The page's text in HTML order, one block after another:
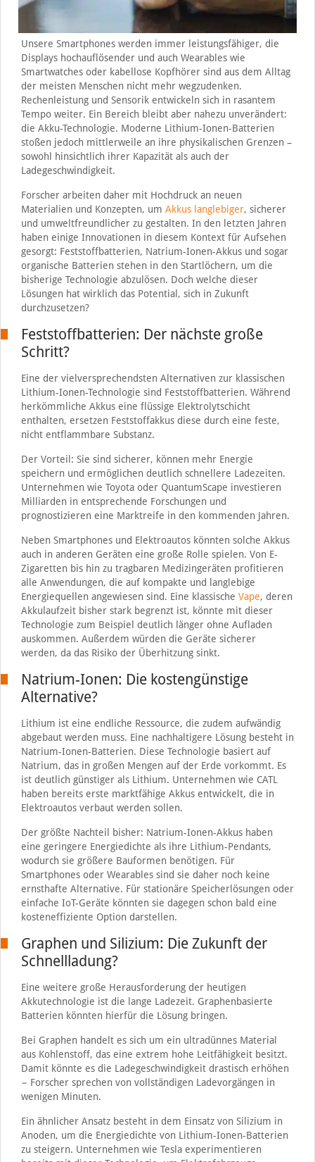
Unsere Smartphones werden immer leistungsfähiger, die
Displays hochauflösender und auch Wearables wie
Smartwatches oder kabellose Kopfhörer sind aus dem Alltag
der meisten Menschen nicht mehr wegzudenken.
Rechenleistung und Sensorik entwickeln sich in rasantem
Tempo weiter. Ein Bereich bleibt aber nahezu unverändert:
die Akku-Technologie. Moderne Lithium-Ionen-Batterien
stoßen jedoch mittlerweile an ihre physikalischen Grenzen –
sowohl hinsichtlich ihrer Kapazität als auch der
Ladegeschwindigkeit.
Forscher arbeiten daher mit Hochdruck an neuen
Materialien und Konzepten, um Akkus langlebiger, sicherer
und umweltfreundlicher zu gestalten. In den letzten Jahren
haben einige Innovationen in diesem Kontext für Aufsehen
gesorgt: Feststoffbatterien, Natrium-Ionen-Akkus und sogar
organische Batterien stehen in den Startlöchern, um die
bisherige Technologie abzulösen. Doch welche dieser
Lösungen hat wirklich das Potential, sich in Zukunft
durchzusetzen?
Feststoffbatterien: Der nächste große
Schritt?
Eine der vielversprechendsten Alternativen zur klassischen
Lithium-Ionen-Technologie sind Feststoffbatterien. Während
herkömmliche Akkus eine flüssige Elektrolytschicht
enthalten, ersetzen Feststoffakkus diese durch eine feste,
nicht entflammbare Substanz.
Der Vorteil: Sie sind sicherer, können mehr Energie
speichern und ermöglichen deutlich schnellere Ladezeiten.
Unternehmen wie Toyota oder QuantumScape investieren
Milliarden in entsprechende Forschungen und
prognostizieren eine Marktreife in den kommenden Jahren.
Neben Smartphones und Elektroautos könnten solche Akkus
auch in anderen Geräten eine große Rolle spielen. Von E-
Zigaretten bis hin zu tragbaren Medizingeräten profitieren
alle Anwendungen, die auf kompakte und langlebige
Energiequellen angewiesen sind. Eine klassische Vape, deren
Akkulaufzeit bisher stark begrenzt ist, könnte mit dieser
Technologie zum Beispiel deutlich länger ohne Aufladen
auskommen. Außerdem würden die Geräte sicherer
werden, da das Risiko der Überhitzung sinkt.
Natrium-Ionen: Die kostengünstige
Alternative?
Lithium ist eine endliche Ressource, die zudem aufwändig
abgebaut werden muss. Eine nachhaltigere Lösung besteht in
Natrium-Ionen-Batterien. Diese Technologie basiert auf
Natrium, das in großen Mengen auf der Erde vorkommt. Es
ist deutlich günstiger als Lithium. Unternehmen wie CATL
haben bereits erste marktfähige Akkus entwickelt, die in
Elektroautos verbaut werden sollen.
Der größte Nachteil bisher: Natrium-Ionen-Akkus haben
eine geringere Energiedichte als ihre Lithium-Pendants,
wodurch sie größere Bauformen benötigen. Für
Smartphones oder Wearables sind sie daher noch keine
ernsthafte Alternative. Für stationäre Speicherlösungen oder
einfache IoT-Geräte könnten sie dagegen schon bald eine
kosteneffiziente Option darstellen.
Graphen und Silizium: Die Zukunft der
Schnellladung?
Eine weitere große Herausforderung der heutigen
Akkutechnologie ist die lange Ladezeit. Graphenbasierte
Batterien könnten hierfür die Lösung bringen.
Bei Graphen handelt es sich um ein ultradünnes Material
aus Kohlenstoff, das eine extrem hohe Leitfähigkeit besitzt.
Damit könnte es die Ladegeschwindigkeit drastisch erhöhen
− Forscher sprechen von vollständigen Ladevorgängen in
wenigen Minuten.
Ein ähnlicher Ansatz besteht in dem Einsatz von Silizium in
Anoden, um die Energiedichte von Lithium-Ionen-Batterien
zu steigern. Unternehmen wie Tesla experimentieren